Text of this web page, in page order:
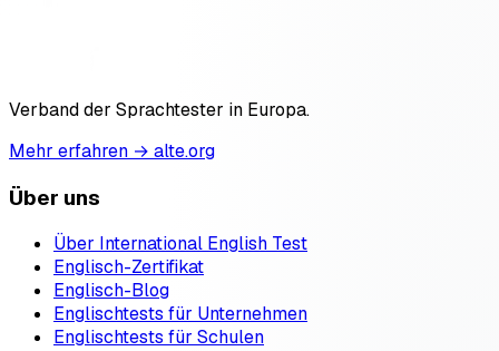
Verband der Sprachtester in Europa.
Mehr erfahren → alte.org
Über uns
Über International English Test
Englisch-Zertifikat
Englisch-Blog
Englischtests für Unternehmen
Englischtests für Schulen